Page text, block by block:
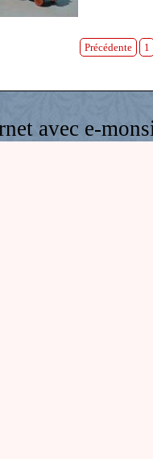
Précédente 1
avec e-